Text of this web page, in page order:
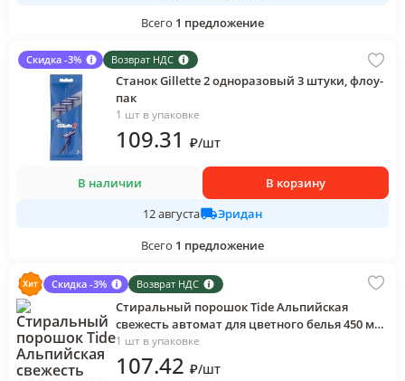
Всего 1 предложение
Скидка -3% Возврат НДС
Станок Gillette 2 одноразовый 3 штуки, флоу-
пак
1 шт в упаковке
109.31 ₽/шт
В наличии
В корзину
12 августа
Эридан
Всего 1 предложение
Скидка -3% Возврат НДС
Стиральный порошок Tide Альпийская
свежесть автомат для цветного белья 450 мл.,
картон
1 шт в упаковке
107.42 ₽/шт